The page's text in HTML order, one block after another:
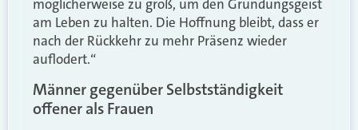
möglicherweise zu groß, um den Gründungsgeist
am Leben zu halten. Die Hoffnung bleibt, dass er
nach der Rückkehr zu mehr Präsenz wieder
auflodert.“
Männer gegenüber Selbstständigkeit
offener als Frauen